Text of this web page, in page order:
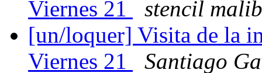
Viernes 21
stencil
[un/loquer] Visita de la
Viernes 21
Santiago